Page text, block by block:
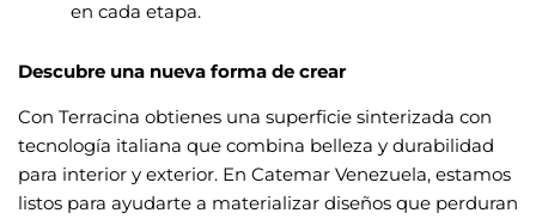
en cada etapa.
Descubre una nueva forma de crear
Con Terracina obtienes una superficie sinterizada con
tecnología italiana que combina belleza y durabilidad
para interior y exterior. En Catemar Venezuela, estamos
listos para ayudarte a materializar diseños que perduran